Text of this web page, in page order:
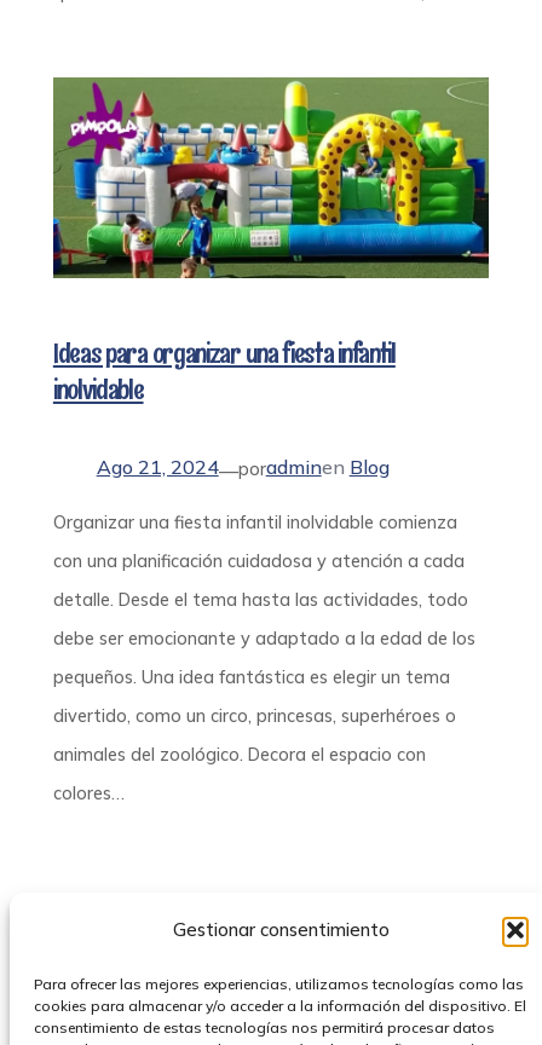
Gestionar consentimiento
Para ofrecer las mejores experiencias, utilizamos tecnologías como las
cookies para almacenar y/o acceder a la información del dispositivo. El
consentimiento de estas tecnologías nos permitirá procesar datos
Ideas para organizar una fiesta infantil
inolvidable
Ago 21, 2024—poradminen Blog
Organizar una fiesta infantil inolvidable comienza
con una planificación cuidadosa y atención a cada
detalle. Desde el tema hasta las actividades, todo
debe ser emocionante y adaptado a la edad de los
pequeños. Una idea fantástica es elegir un tema
divertido, como un circo, princesas, superhéroes o
animales del zoológico. Decora el espacio con
colores…
Pimpola